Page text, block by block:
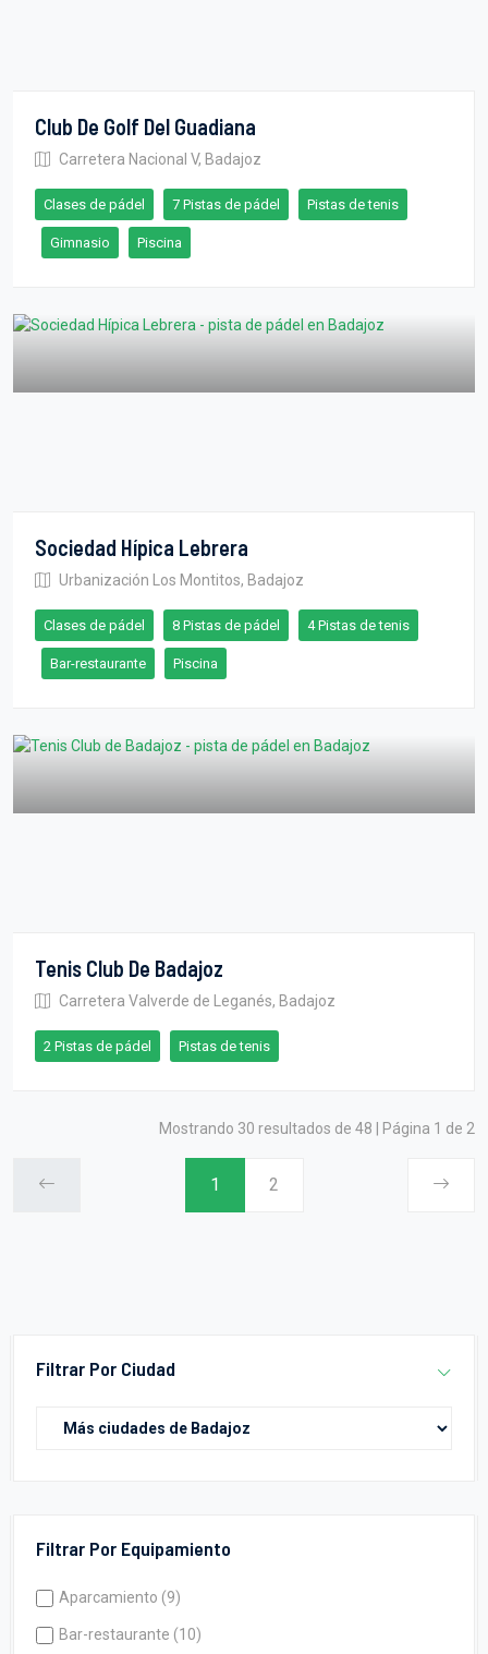
Filtrar Por Ciudad
Filtrar Por Equipamiento
Aparcamiento (9)
Bar-restaurante (10)
Club De Golf Del Guadiana
Carretera Nacional V, Badajoz
Clases de pádel 7 Pistas de pádel Pistas de tenis
Gimnasio Piscina
Sociedad Hípica Lebrera
Urbanización Los Montitos, Badajoz
Clases de pádel 8 Pistas de pádel 4 Pistas de tenis
Bar-restaurante Piscina
Tenis Club De Badajoz
Carretera Valverde de Leganés, Badajoz
2 Pistas de pádel Pistas de tenis
Mostrando 30 resultados de 48 | Página 1 de 2
1 2